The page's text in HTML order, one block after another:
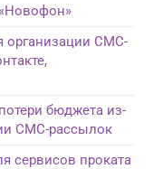
организации СМС-
бюджета из-
СМС-рассылок
сервисов проката